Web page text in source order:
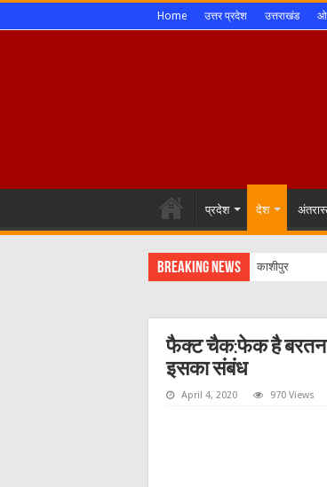
Home उत्तर प्रदेश उत्तराखंड
प्रदेश देश
Breaking News काशीपुर :महापौर द
फैक्ट चैक:फेक है बरतन
इसका संबंध
April 4, 2020 970 Views